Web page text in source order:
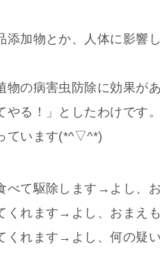
添加物とか、人体に影響
物の病害虫防除に効果が
る！」としたわけです。
ています(*^▽^*)
べて駆除します→よし、
くれます→よし、おまえも
くれます→よし、何の疑